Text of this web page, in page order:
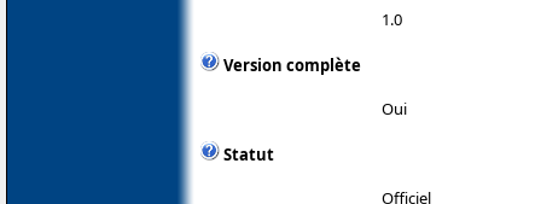
1.0
Version complète
Oui
Statut
Officiel